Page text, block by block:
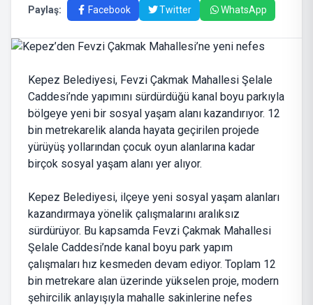
Paylaş: Facebook Twitter WhatsApp
Kepez Belediyesi, Fevzi Çakmak Mahallesi Şelale
Caddesi’nde yapımını sürdürdüğü kanal boyu parkıyla
bölgeye yeni bir sosyal yaşam alanı kazandırıyor. 12
bin metrekarelik alanda hayata geçirilen projede
yürüyüş yollarından çocuk oyun alanlarına kadar
birçok sosyal yaşam alanı yer alıyor.
Kepez Belediyesi, ilçeye yeni sosyal yaşam alanları
kazandırmaya yönelik çalışmalarını aralıksız
sürdürüyor. Bu kapsamda Fevzi Çakmak Mahallesi
Şelale Caddesi’nde kanal boyu park yapım
çalışmaları hız kesmeden devam ediyor. Toplam 12
bin metrekare alan üzerinde yükselen proje, modern
şehircilik anlayışıyla mahalle sakinlerine nefes